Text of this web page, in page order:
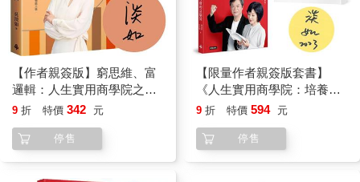
【作者親簽版】窮思維、富
邏輯：人生實用商學院之致
富之前先自主
9 折 特價 342 元
停售
【限量作者親簽版套書】
《人生實用商學院：培養理
財的富腦袋》＋《爸爸要再
9 折 特價 594 元
停售